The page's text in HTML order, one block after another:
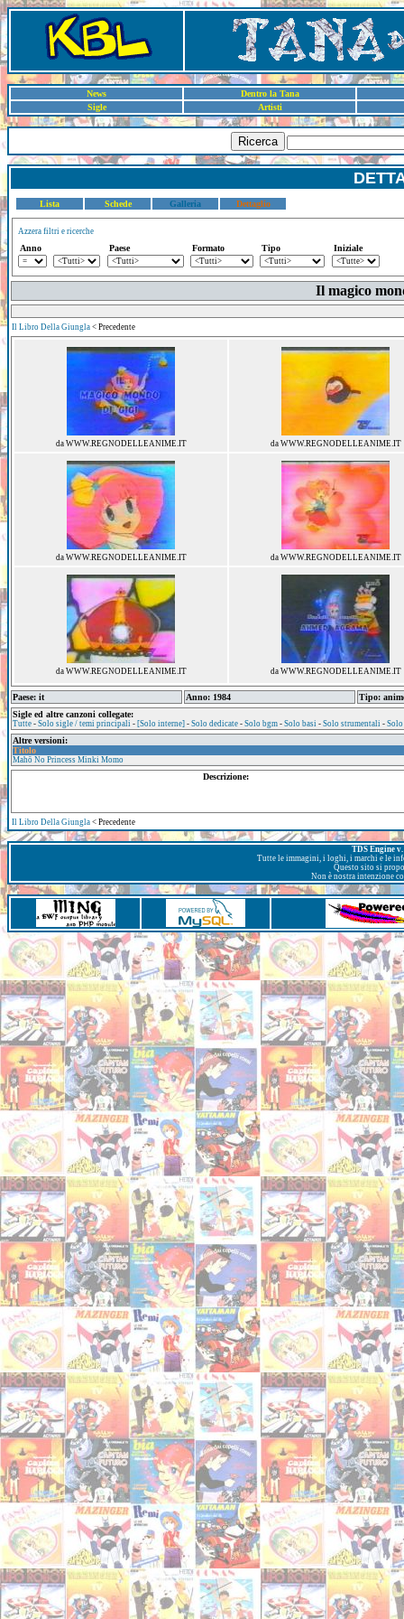
News
Dentro la Tana
Sigle
Artisti
Ricerca
Lista Schede Galleria Dettaglio
Azzera filtri e ricerche
Anno Paese Formato Tipo Iniziale
Il magico
Il Libro Della Giungla < Precedente
da WWW.REGNODELLEANIME.IT da WWW.REGNODELLEANIME.IT
da WWW.REGNODELLEANIME.IT da WWW.REGNODELLEANIME.IT
da WWW.REGNODELLEANIME.IT da WWW.REGNODELLEANIME.IT
Paese: it Anno: 1984
Tipo:
Sigle ed altre canzoni collegate:
Tutte - Solo sigle / temi principali - [Solo interne] - Solo dedicate - Solo bgm - Solo basi - Solo strumentali - Solo
Altre versioni:
Titolo
Mahō No Princess Minki Momo
Descrizione:
Il Libro Della Giungla < Precedente
TDS Engine
Tutte le immagini, i loghi, i marchi e le
Questo sito si
Non è nostra intenzione